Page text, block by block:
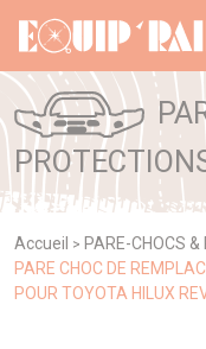
Accueil > PARE-CHOCS
PARE CHOC DE
POUR TOYOTA HILUX
Panneau de gestion des